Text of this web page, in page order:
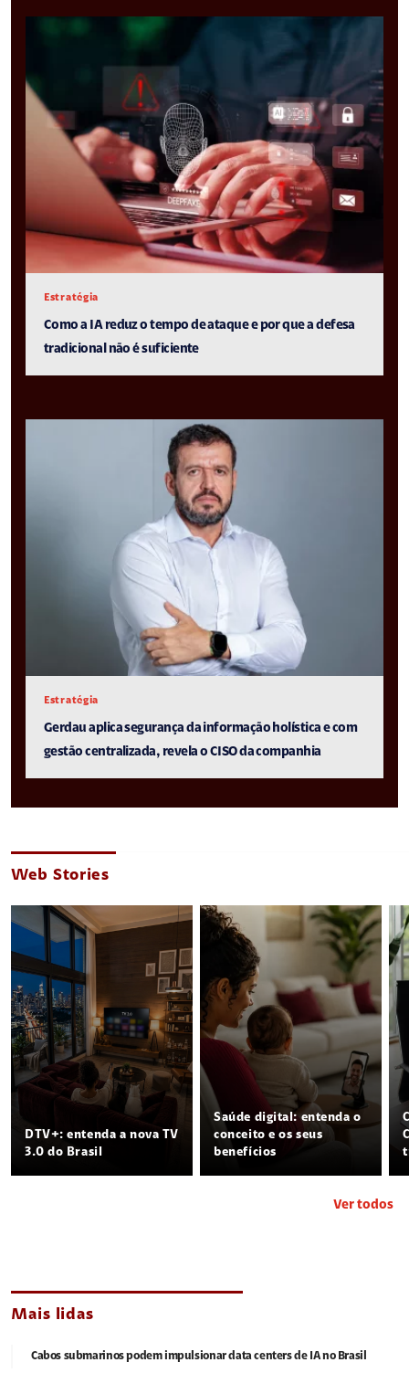
Estratégia
Como a IA reduz o tempo de ataque e por que a defesa
tradicional não é suficiente
Estratégia
Gerdau aplica segurança da informação holística e com
gestão centralizada, revela o CISO da companhia
Web Stories
DTV+: entenda a nova TV
3.0 do Brasil
Saúde digital: entenda o
conceito e os seus
benefícios
Ver todos
Mais lidas
Cabos submarinos podem impulsionar data centers de IA no Brasil